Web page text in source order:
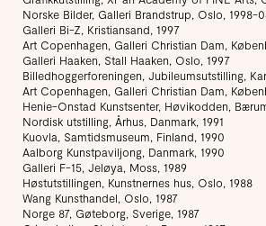
Norske Bilder, Galleri Brandstrup, Oslo, 1998-
Galleri Bi-Z, Kristiansand, 1997
Art Copenhagen, Galleri Christian Dam,
Galleri Haaken, Stall Haaken, Oslo, 1997
Billedhoggerforeningen, Jubileumsutstilling,
Art Copenhagen, Galleri Christian Dam,
Henie-Onstad Kunstsenter, Høvikodden,
Nordisk utstilling, Århus, Danmark, 1991
Kuovla, Samtidsmuseum, Finland, 1990
Aalborg Kunstpaviljong, Danmark, 1990
Galleri F-15, Jeløya, Moss, 1989
Høstutstillingen, Kunstnernes hus, Oslo, 1988
Wang Kunsthandel, Oslo, 1987
Norge 87, Gøteborg, Sverige, 1987